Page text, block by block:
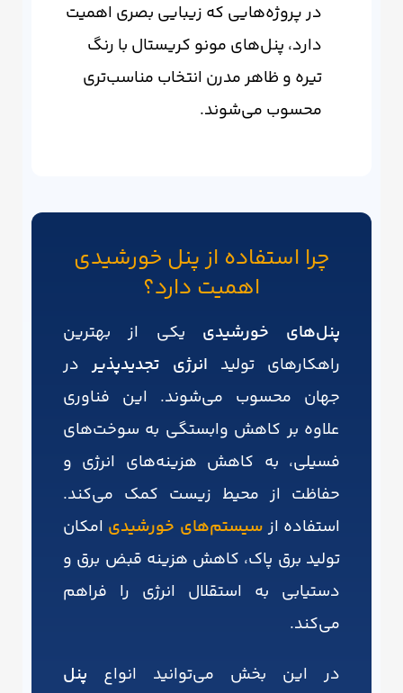
در پروژه‌هایی که زیبایی بصری اهمیت
دارد، پنل‌های مونو کریستال با رنگ
تیره و ظاهر مدرن انتخاب مناسب‌تری
محسوب می‌شوند.
چرا استفاده از پنل خورشیدی
اهمیت دارد؟
پنل‌های خورشیدی یکی از بهترین
راهکارهای تولید انرژی تجدیدپذیردر
جهان محسوب می‌شوند. این فناوری
علاوه بر کاهش وابستگی به سوخت‌های
فسیلی، به کاهش هزینه‌های انرژی و
حفاظت از محیط زیست کمک می‌کند.
استفاده از سیستم‌های خورشیدی امکان
تولید برق پاک، کاهش هزینه قبض برق و
دستیابی به استقلال انرژی را فراهم
می‌کند.
در این بخش می‌توانید انواع پنل